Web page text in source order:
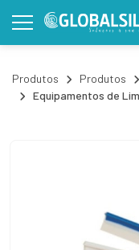
Produtos Produtos
Equipamentos de